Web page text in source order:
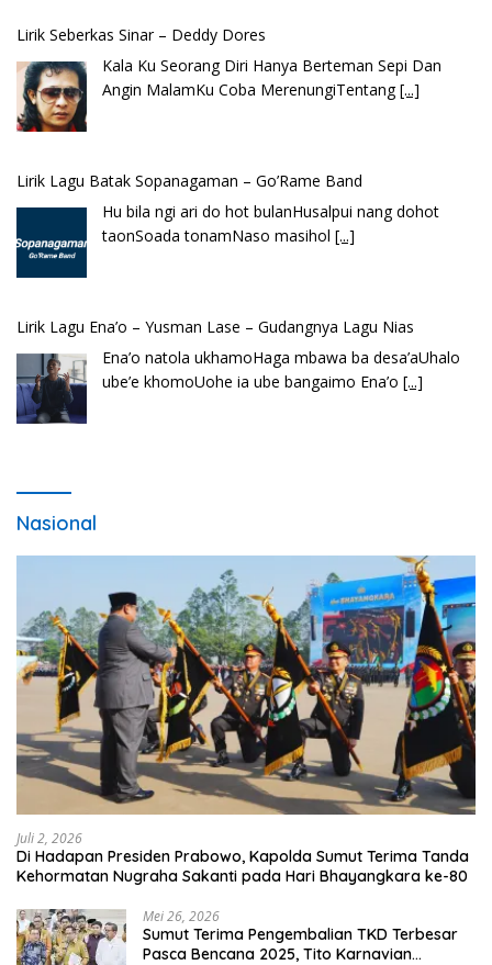
Kala Ku Seorang Diri Hanya Berteman Sepi Dan
Angin MalamKu Coba MerenungiTentang
Hu bila ngi ari do hot bulanHusalpui nang dohot
taonSoada tonamNaso masihol
Ena’o natola ukhamoHaga mbawa ba desa’aUhalo
ube’e khomoUohe ia ube bangaimo Ena’o
Nasional
Juli 2, 2026
Di Hadapan Presiden Prabowo, Kapolda Sumut Terima Tanda
Kehormatan Nugraha Sakanti pada Hari Bhayangkara ke-80
Mei 26, 2026
Sumut Terima Pengembalian TKD Terbesar
Pasca Bencana 2025, Tito Karnavian